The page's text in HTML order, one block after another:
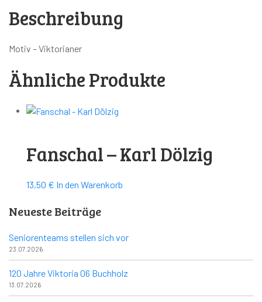
Beschreibung
Motiv – Viktorianer
Ähnliche Produkte
Fanschal – Karl Dölzig
13,50 € In den Warenkorb
Neueste Beiträge
Seniorenteams stellen sich vor
23.07.2026
120 Jahre Viktoria 06 Buchholz
13.07.2026